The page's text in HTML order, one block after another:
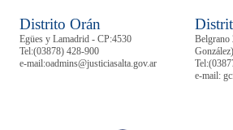
Distrito Orán
Egües y Lamadrid - CP:4530
Tel:(03878) 428-900
e-mail:oadmins@justiciasalta.gov.ar
Belgrano
Tel:
e-mail: